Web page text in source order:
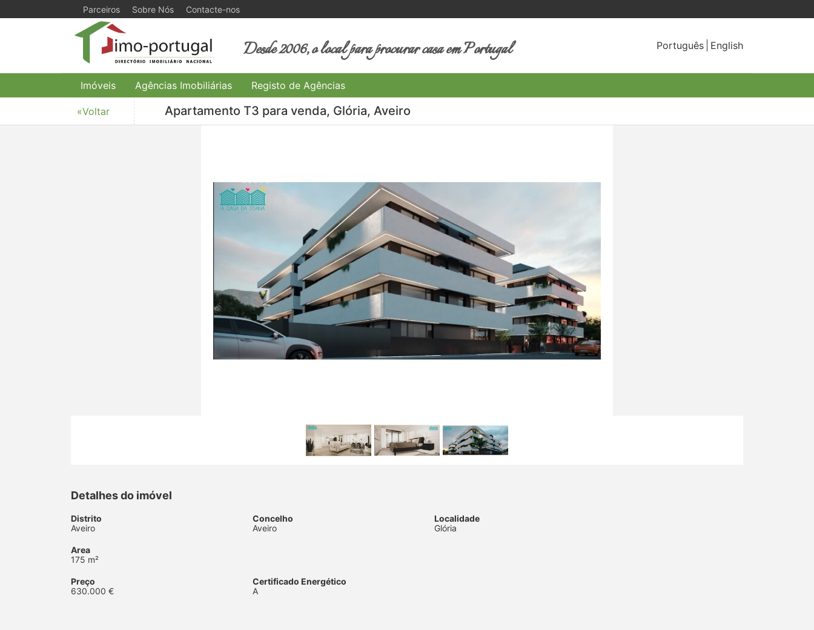
Parceiros Sobre Nós Contacte-nos
Desde 2006, o local para procurar casa em Portugal Português English
Imóveis Agências Imobiliárias Registo de Agências
«Voltar Apartamento T3 para venda, Glória, Aveiro
Detalhes do imóvel
Distrito
Aveiro
Concelho
Aveiro
Localidade
Glória
Area
175 m²
Preço
630.000 €
Certificado Energético
A